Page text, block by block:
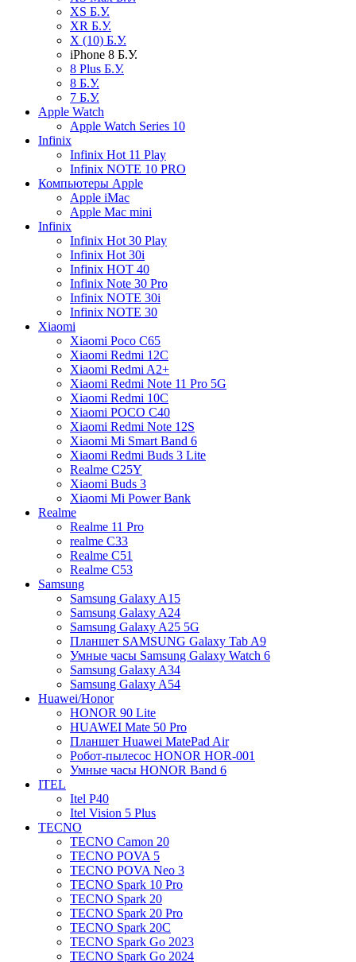
XS Б.У.
XR Б.У.
X (10) Б.У.
iPhone 8 Б.У.
8 Plus Б.У.
8 Б.У.
7 Б.У.
Apple Watch
Apple Watch Series 10
Infinix
Infinix Hot 11 Play
Infinix NOTE 10 PRO
Компьютеры Apple
Apple iMac
Apple Mac mini
Infinix
Infinix Hot 30 Play
Infinix Hot 30i
Infinix HOT 40
Infinix Note 30 Pro
Infinix NOTE 30i
Infinix NOTE 30
Xiaomi
Xiaomi Poco C65
Xiaomi Redmi 12C
Xiaomi Redmi A2+
Xiaomi Redmi Note 11 Pro 5G
Xiaomi Redmi 10C
Xiaomi POCO C40
Xiaomi Redmi Note 12S
Xiaomi Mi Smart Band 6
Xiaomi Redmi Buds 3 Lite
Realme C25Y
Xiaomi Buds 3
Xiaomi Mi Power Bank
Realme
Realme 11 Pro
realme C33
Realme C51
Realme C53
Samsung
Samsung Galaxy A15
Samsung Galaxy A24
Samsung Galaxy A25 5G
Планшет SAMSUNG Galaxy Tab A9
Умные часы Samsung Galaxy Watch 6
Samsung Galaxy A34
Samsung Galaxy A54
Huawei/Honor
HONOR 90 Lite
HUAWEI Mate 50 Pro
Планшет Huawei MatePad Air
Робот-пылесос HONOR HOR-001
Умные часы HONOR Band 6
ITEL
Itel P40
Itel Vision 5 Plus
TECNO
TECNO Camon 20
TECNO POVA 5
TECNO POVA Neo 3
TECNO Spark 10 Pro
TECNO Spark 20
TECNO Spark 20 Pro
TECNO Spark 20C
TECNO Spark Go 2023
TECNO Spark Go 2024